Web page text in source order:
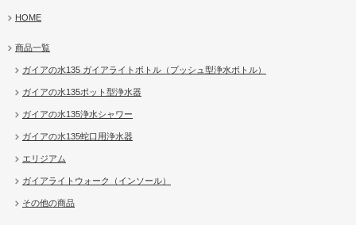
HOME
商品一覧
ガイアの水135 ガイアライトボトル（プッシュ型浄水ボトル）
ガイアの水135ポット型浄水器
ガイアの水135浄水シャワー
ガイアの水135蛇口用浄水器
エリジアム
ガイアライトウォーク（インソール）
その他の商品